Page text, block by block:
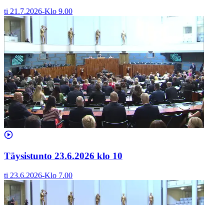
ti 21.7.2026-Klo 9.00
Täysistunto 23.6.2026 klo 10
ti 23.6.2026-Klo 7.00